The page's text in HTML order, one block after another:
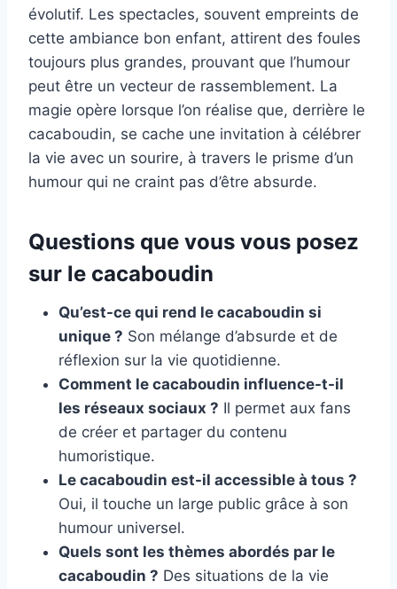
évolutif. Les spectacles, souvent empreints de
cette ambiance bon enfant, attirent des foules
toujours plus grandes, prouvant que l’humour
peut être un vecteur de rassemblement. La
magie opère lorsque l’on réalise que, derrière le
cacaboudin, se cache une invitation à célébrer
la vie avec un sourire, à travers le prisme d’un
humour qui ne craint pas d’être absurde.
Questions que vous vous posez
sur le cacaboudin
Qu’est-ce qui rend le cacaboudin si
unique ? Son mélange d’absurde et de
réflexion sur la vie quotidienne.
Comment le cacaboudin influence-t-il
les réseaux sociaux ? Il permet aux fans
de créer et partager du contenu
humoristique.
Le cacaboudin est-il accessible à tous ?
Oui, il touche un large public grâce à son
humour universel.
Quels sont les thèmes abordés par le
cacaboudin ? Des situations de la vie